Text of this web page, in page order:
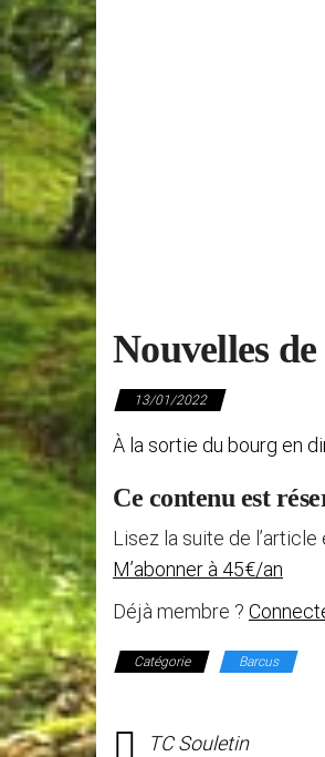
Nouvelles
13/01/2022
À la sortie du bourg en
Ce contenu est
Lisez la suite de
M’abonner à 45€/an
Déjà membre ?
Catégorie Barcus
TC Souletin